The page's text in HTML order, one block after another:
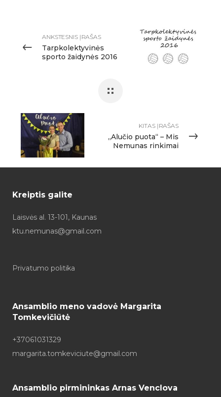
ANKSTESNIS ĮRAŠAS
Tarpkolektyvinės
sporto žaidynės 2016
KITAS ĮRAŠAS
„Alučio puota“ – Mis
Nemunas rinkimai
Kreiptis galite
Laisvės al. 13-101, Kaunas
ktu.nemunas@gmail.com
Privatumo politika
Ansamblio meno vadovė Margarita
Tomkevičiūtė
+37061031329
margarita.tomkeviciute@gmail.com
Ansamblio pirmininkas Arnas Venclova